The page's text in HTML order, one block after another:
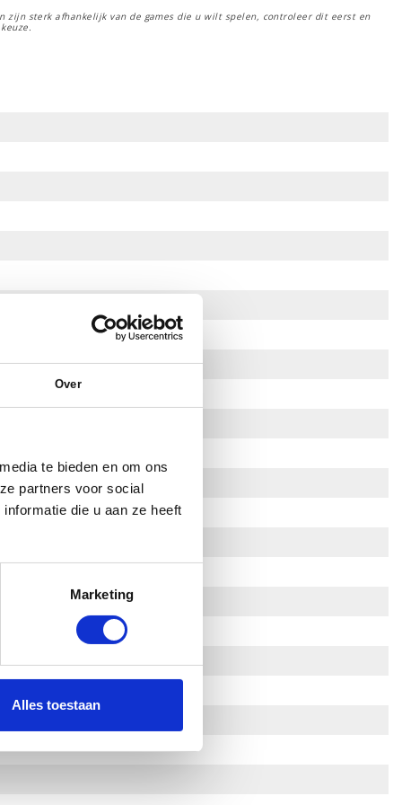
Over
te bieden en om ons
partners voor social
die u aan ze heeft
Marketing
Alles toestaan
zijn sterk afhankelijk van de games die u wilt spelen, controleer dit eerst en